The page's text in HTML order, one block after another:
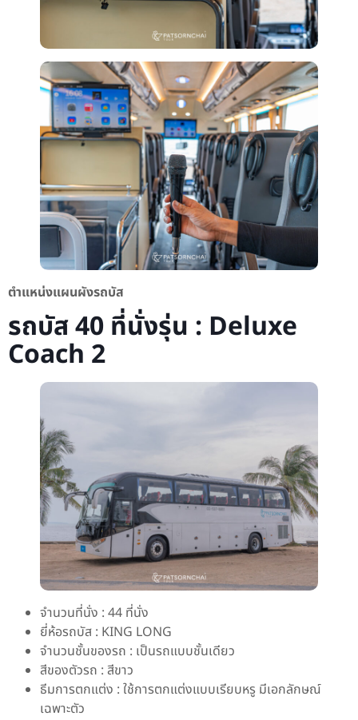
ตำแหน่งแผนผังรถบัส
รถบัส 40 ที่นั่งรุ่น : Deluxe
Coach 2
จำนวนที่นั่ง : 44 ที่นั่ง
ยี่ห้อรถบัส : KING LONG
จำนวนชั้นของรถ : เป็นรถแบบชั้นเดียว
สีของตัวรถ : สีขาว
ธีมการตกแต่ง : ใช้การตกแต่งแบบเรียบหรู มีเอกลักษณ์
เฉพาะตัว